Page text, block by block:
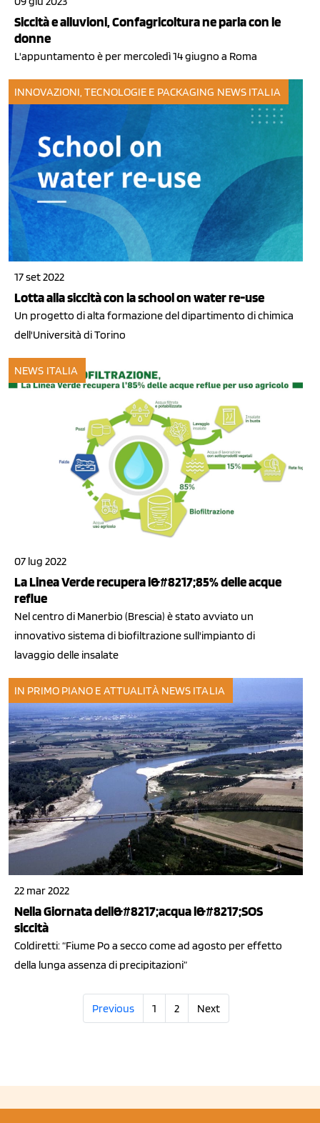
Siccità e alluvioni, Confagricoltura ne parla con le
donne
L'appuntamento è per mercoledì 14 giugno a Roma
INNOVAZIONI, TECNOLOGIE E PACKAGING NEWS ITALIA
17 set 2022
Lotta alla siccità con la school on water re-use
Un progetto di alta formazione del dipartimento di chimica
dell'Università di Torino
NEWS ITALIA
07 lug 2022
La Linea Verde recupera l&#8217;85% delle acque
reflue
Nel centro di Manerbio (Brescia) è stato avviato un
innovativo sistema di biofiltrazione sull'impianto di
lavaggio delle insalate
IN PRIMO PIANO E ATTUALITÀ NEWS ITALIA
22 mar 2022
Nella Giornata dell&#8217;acqua l&#8217;SOS
siccità
Coldiretti: “Fiume Po a secco come ad agosto per effetto
della lunga assenza di precipitazioni”
Previous 1 2 Next